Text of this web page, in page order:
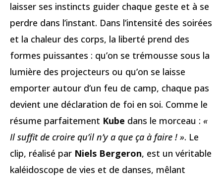
laisser ses instincts guider chaque geste et à se
perdre dans l’instant. Dans l’intensité des soirées
et la chaleur des corps, la liberté prend des
formes puissantes : qu’on se trémousse sous la
lumière des projecteurs ou qu’on se laisse
emporter autour d’un feu de camp, chaque pas
devient une déclaration de foi en soi. Comme le
résume parfaitement Kube dans le morceau : «
Il suffit de croire qu’il n’y a que ça à faire ! ». Le
clip, réalisé par Niels Bergeron, est un véritable
kaléidoscope de vies et de danses, mêlant